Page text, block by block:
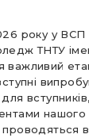
року у ВСП
ТНТУ
важливий
нашого
проводяться